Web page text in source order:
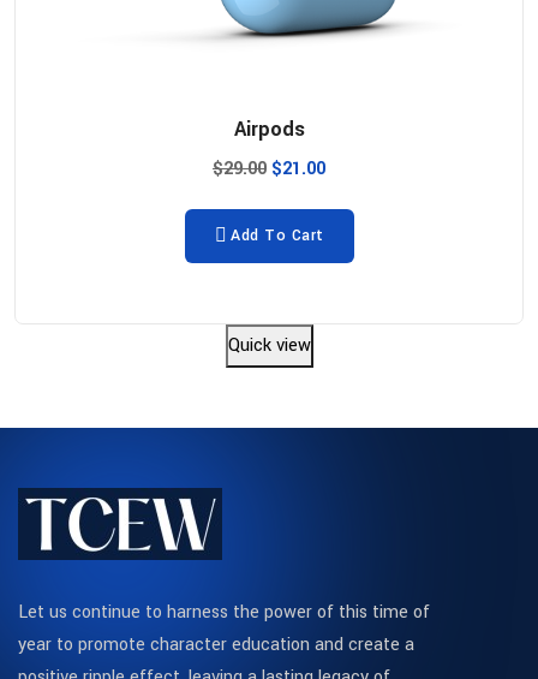
Airpods
$29.00 $21.00
Add To Cart
Quick view
Let us continue to harness the power of this time of
year to promote character education and create a